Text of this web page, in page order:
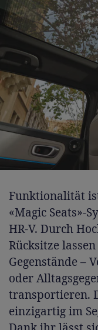
Funktionalität
«Magic Seats»-
HR-V. Durch
Rücksitze
Gegenstände –
oder
transportieren.
einzigartig im